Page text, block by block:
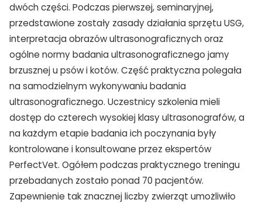
dwóch części. Podczas pierwszej, seminaryjnej,
przedstawione zostały zasady działania sprzętu USG,
interpretacja obrazów ultrasonograficznych oraz
ogólne normy badania ultrasonograficznego jamy
brzusznej u psów i kotów. Część praktyczna polegała
na samodzielnym wykonywaniu badania
ultrasonograficznego. Uczestnicy szkolenia mieli
dostęp do czterech wysokiej klasy ultrasonografów, a
na każdym etapie badania ich poczynania były
kontrolowane i konsultowane przez ekspertów
PerfectVet. Ogółem podczas praktycznego treningu
przebadanych zostało ponad 70 pacjentów.
Zapewnienie tak znacznej liczby zwierząt umożliwiło